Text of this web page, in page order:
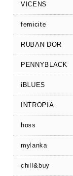
VICENS
femicite
RUBAN DOR
PENNYBLACK
iBLUES
INTROPIA
hoss
mylanka
chill&buy